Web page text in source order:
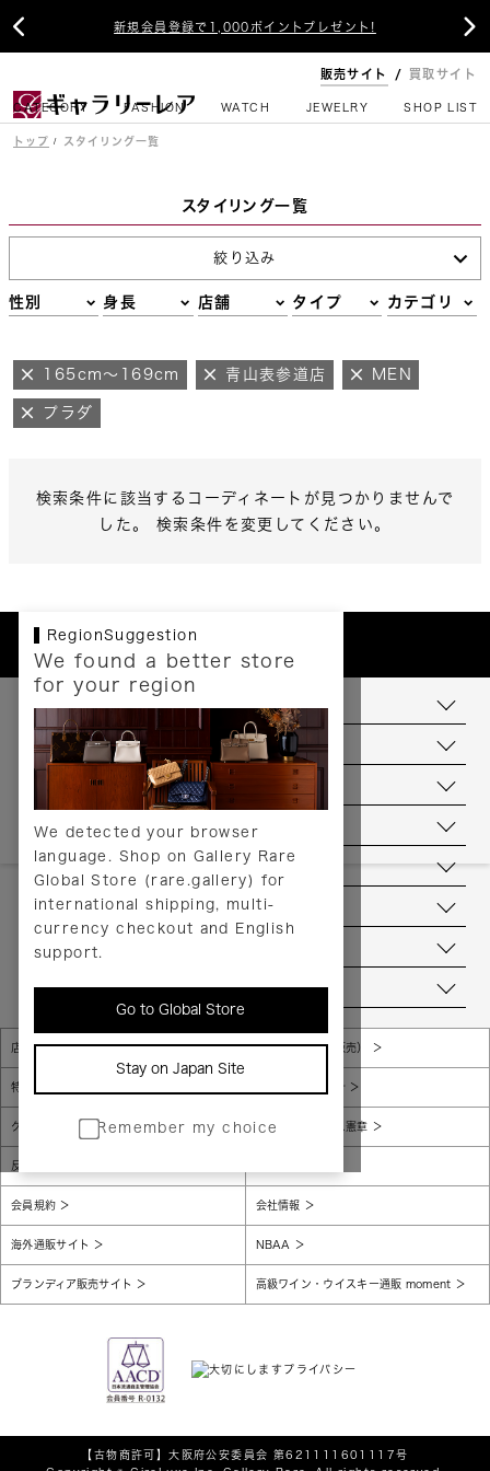
新規会員登録で1,000ポイントプレゼント!
 
販売サイト 買取サイト
CATEGORY FASHION WATCH JEWELRY SHOP LIST
トップ スタイリング一覧
スタイリング一覧
絞り込み
性別 身長 店舗 タイプ カテゴリ
165cm～169cm 青山表参道店 MEN
プラダ
検索条件に該当するコーディネートが見つかりませんで
した。 検索条件を変更してください。
RegionSuggestion
We found a better store
for your region
We detected your browser
language. Shop on Gallery Rare
Global Store (rare.gallery) for
international shipping, multi-
currency checkout and English
support.
Go to Global Store
Stay on Japan Site
Remember my choice
お支払いについて
配送について
送料について
返品について
ヘルプ
お問い合わせ
当店について
店舗一覧 販売規約（店頭販売）
特定商取引法に基づく表示 個人情報保護方針
グローバルプライバシーポリシー コンプライアンス憲章
反社会的勢力に対する基本方針
会員規約 会社情報
海外通販サイト NBAA
ブランディア販売サイト 高級ワイン・ウイスキー通販 moment
【古物商許可】大阪府公安委員会 第621111601117号